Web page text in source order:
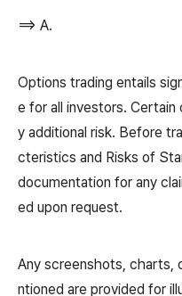
==> A.
Options trading entails
e for all investors.
y additional risk. Before
cteristics and Risks of
documentation for any
ed upon request.
Any screenshots, charts,
ntioned are provided for